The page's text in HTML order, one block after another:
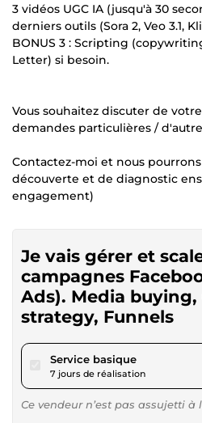
3 vidéos UGC IA (jusqu'à 30
derniers outils (Sora 2, Veo 3.1,
BONUS 3 : Scripting
Letter) si besoin.
Vous souhaitez discuter de
demandes particulières /
Contactez-moi et nous
découverte et de diagnostic
engagement)
Je vais gérer et
campagnes
Ads). Media buying,
strategy, Funnels
Service basiquepour 173,47
7 jours de réalisation
Ce vendeur n’est pas assujetti à